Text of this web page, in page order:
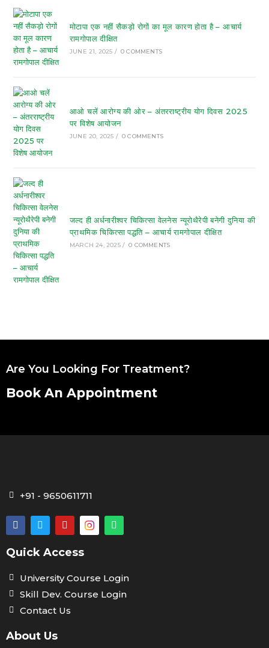
मोटापा एक नहीं सैकड़ो रोगों का मूल कारण होता है – आचार्य
रामगोपाल दीक्षित
JUNE 21, 2025 / 0 COMMENTS
आओ चलें आरोग्य की ओर – अंतरराष्ट्रीय योग दिवस 2025
पर विशेष आयोजन
JUNE 20, 2025 / 0 COMMENTS
जल्द ही अर्धनारीश्वर चिकित्सा वेलनेस न्यूरोथैरेपी बनेगी दुनिया की
प्राथमिक चिकित्सा पद्धति – आचार्य रामगोपाल दीक्षित
MARCH 24, 2025 / 0 COMMENTS
Are You Looking For Treatment?
Book An Appointment
+91 - 9650611711
Quick Access
University Course Login
Skill Dev. Course Login
Contact Us
About Us